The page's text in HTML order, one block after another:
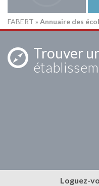
FABERT » Annuaire des
Trouver
Loguez-